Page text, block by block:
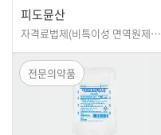
피도뮨산
자격료법제(비특이성 면역원제포
함)
전문의약품